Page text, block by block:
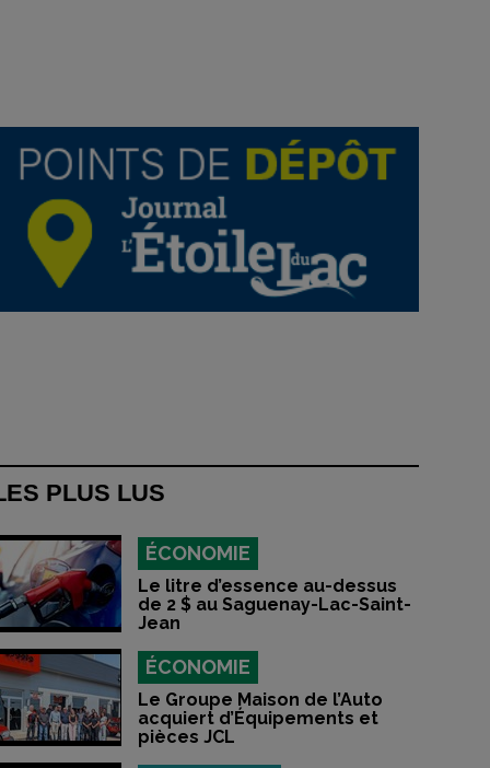
PLUS LUS
ÉCONOMIE
Le litre d’essence au-dessus
de 2 $ au Saguenay-Lac-Saint-
Jean
ÉCONOMIE
Le Groupe Maison de l’Auto
acquiert d’Équipements et
pièces JCL